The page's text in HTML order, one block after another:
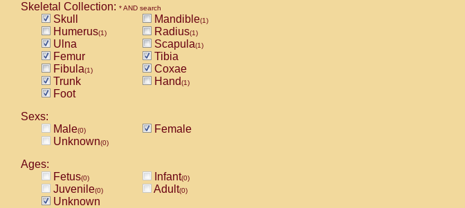
Skeletal Collection: * AND search
Skull Mandible(1)
Humerus(1) Radius(1)
Ulna Scapula(1)
Femur
Tibia
Fibula(1)
Coxae
Trunk
Hand(1)
Foot
Sexs:
Male(0)
Female
Unknown(0)
Ages:
Fetus(0) Infant(0)
Juvenile(0) Adult(0)
Unknown